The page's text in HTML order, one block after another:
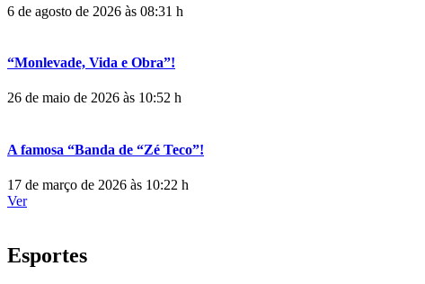
6 de agosto de 2026 às 08:31 h
“Monlevade, Vida e Obra”!
26 de maio de 2026 às 10:52 h
A famosa “Banda de “Zé Teco”!
17 de março de 2026 às 10:22 h
Ver
Esportes